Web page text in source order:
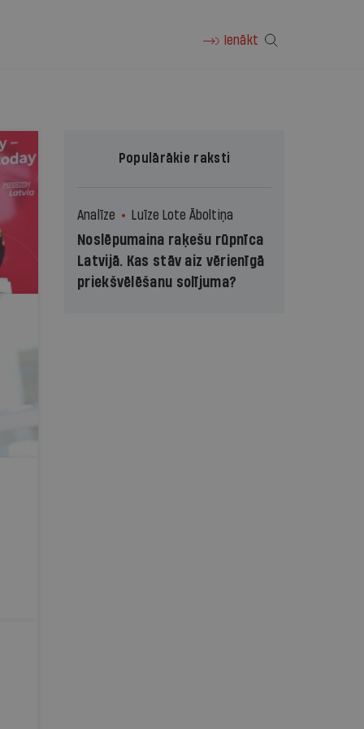
Ienākt
Populārākie raksti
Analīze Luīze Lote Āboltiņa
Noslēpumaina raķešu rūpnīca
Latvijā. Kas stāv aiz vērienīgā
priekšvēlēšanu solījuma?